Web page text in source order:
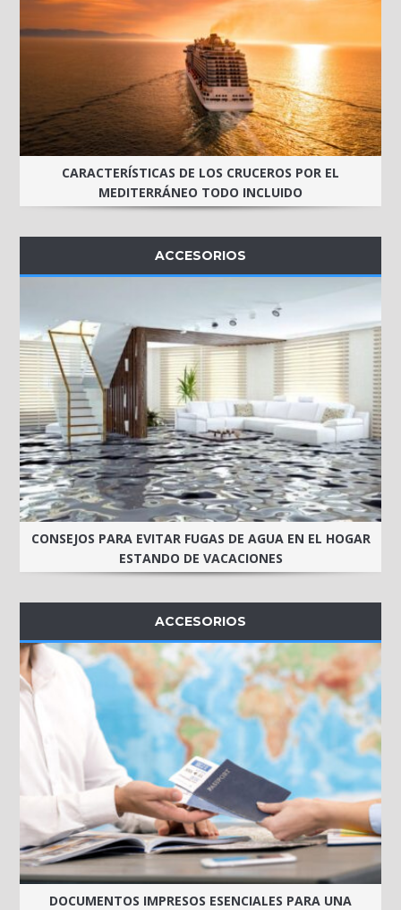
CARACTERÍSTICAS DE LOS CRUCEROS POR EL
MEDITERRÁNEO TODO INCLUIDO
ACCESORIOS
CONSEJOS PARA EVITAR FUGAS DE AGUA EN EL HOGAR
ESTANDO DE VACACIONES
ACCESORIOS
DOCUMENTOS IMPRESOS ESENCIALES PARA UNA